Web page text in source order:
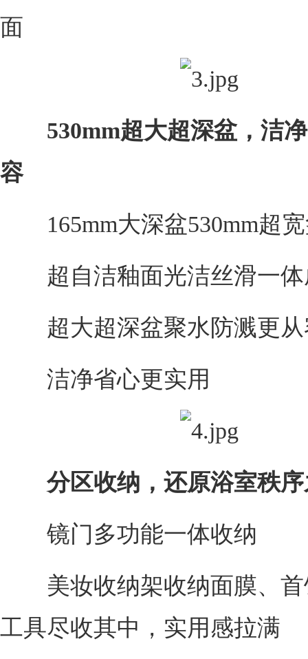
面
530mm超大超深盆，洁
容
165mm大深盆530mm超宽
超自洁釉面光洁丝滑一体
超大超深盆聚水防溅更从
洁净省心更实用
分区收纳，还原浴室秩
镜门多功能一体收纳
美妆收纳架收纳面膜、首
工具尽收其中，实用感拉满